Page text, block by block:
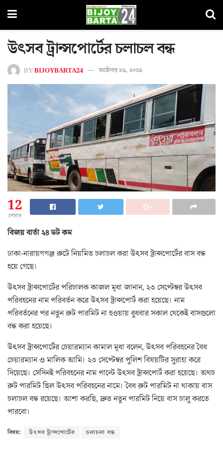
উৎসব ট্রান্সপোর্টের চলাচল বন্ধ
BYBIJOYBARTA24 অক্টোবর ১৬, ২০১৯
12
শেয়ার
বিজয় বার্তা ২৪ ডট কম
ঢাকা-নারায়ণগঞ্জ রুটে নিয়মিত চলাচল করা উৎসব ট্রান্সপোর্টের বাস বন্ধ
হয়ে গেছে।
উৎসব ট্রান্সপোর্টের পরিচালক কাজল মৃধা জানান, ২৩ সেপ্টেম্বর উৎসব
পরিবহনের নাম পরিবর্তন করে উৎসব ট্রান্সপোর্ট করা হয়েছে। নাম
পরিবর্তনের পর নতুন রুট পারমিট না হওয়ায় বুধবার সকাল থেকেই বাসগুলো
বন্ধ করা হয়েছে।
উৎসব ট্রান্সপোর্টের চেয়ারম্যান কামাল মৃধা বলেন, উৎসব পরিবহনের বৈধ
চেয়ারম্যান ও মালিক আমি। ২৩ সেপ্টেম্বর পুলিশ বিষয়টির সুরাহা করে
দিয়েছে। সেদিনই পরিবহনের নাম পাল্টে উৎসব ট্রান্সপোর্ট করা হয়েছে। অথচ
রুট পারমিট ছিল উৎসব পরিবহনের নামে। বৈধ রুট পারমিট না থাকায় বাস
চলাচল বন্ধ রয়েছে। আশা করছি, দ্রুত নতুন পারমিট নিয়ে বাস চালু করতে
পারবো।
বিষয়: উৎসব ট্রান্সপোর্টের চলাচলা বন্ধ